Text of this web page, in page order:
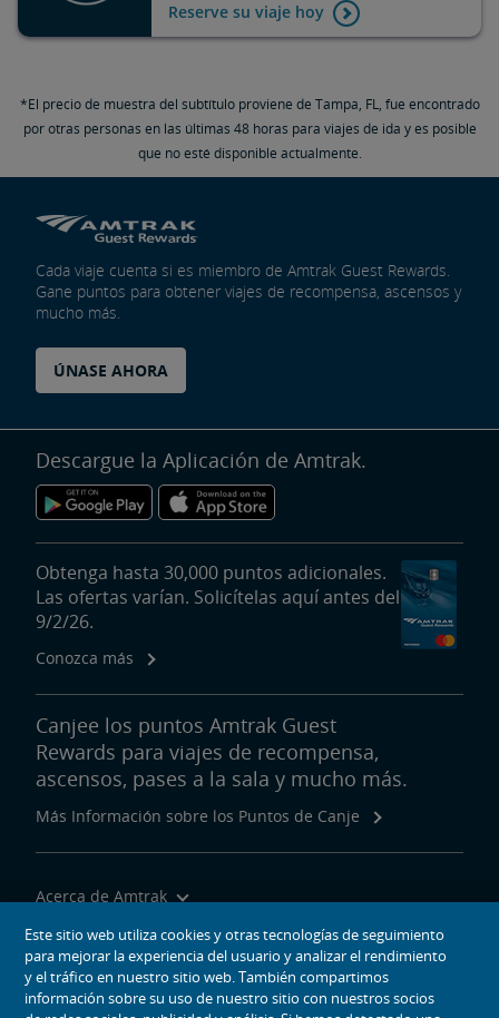
Reserve su viaje hoy
*El precio de muestra del subtítulo proviene de Tampa, FL, fue encontrado
por otras personas en las últimas 48 horas para viajes de ida y es posible
que no esté disponible actualmente.
Cada viaje cuenta si es miembro de Amtrak Guest Rewards.
Gane puntos para obtener viajes de recompensa, ascensos y
mucho más.
ÚNASE AHORA
Descargue la Aplicación de Amtrak.
Obtenga hasta 30,000 puntos adicionales.
Las ofertas varían. Solicítelas aquí antes del
9/2/26.
Conozca más
Canjee los puntos Amtrak Guest
Rewards para viajes de recompensa,
ascensos, pases a la sala y mucho más.
Más Información sobre los Puntos de Canje
Acerca de Amtrak
Viajar con Nosotros
Herramientas del Sitio
Este sitio web utiliza cookies y otras tecnologías de seguimiento
para mejorar la experiencia del usuario y analizar el rendimiento
y el tráfico en nuestro sitio web. También compartimos
información sobre su uso de nuestro sitio con nuestros socios